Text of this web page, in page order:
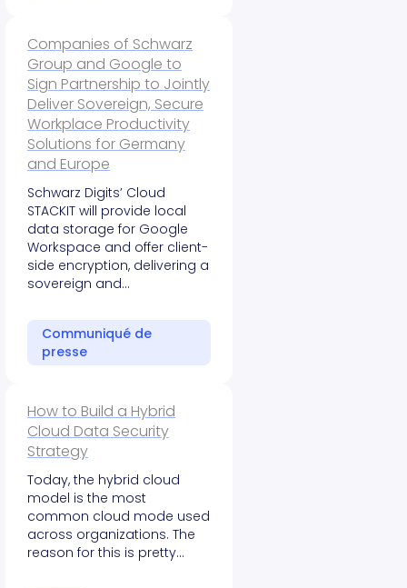
Companies of Schwarz
Group and Google to
Sign Partnership to Jointly
Deliver Sovereign, Secure
Workplace Productivity
Solutions for Germany
and Europe
Schwarz Digits’ Cloud
STACKIT will provide local
data storage for Google
Workspace and offer client-
side encryption, delivering a
sovereign and…
Communiqué de
presse
How to Build a Hybrid
Cloud Data Security
Strategy
Today, the hybrid cloud
model is the most
common cloud mode used
across organizations. The
reason for this is pretty…